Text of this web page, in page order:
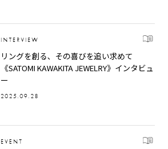
INTERVIEW
リングを創る、その喜びを追い求めて
《SATOMI KAWAKITA JEWELRY》インタビュ
ー
2025.09.28
EVENT